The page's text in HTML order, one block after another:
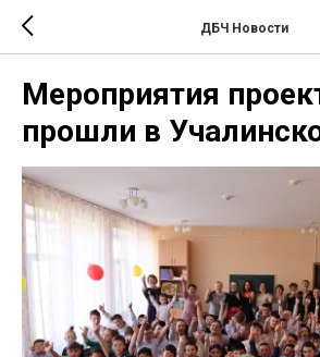
ДБЧ Новости
Мероприятия
прошли в